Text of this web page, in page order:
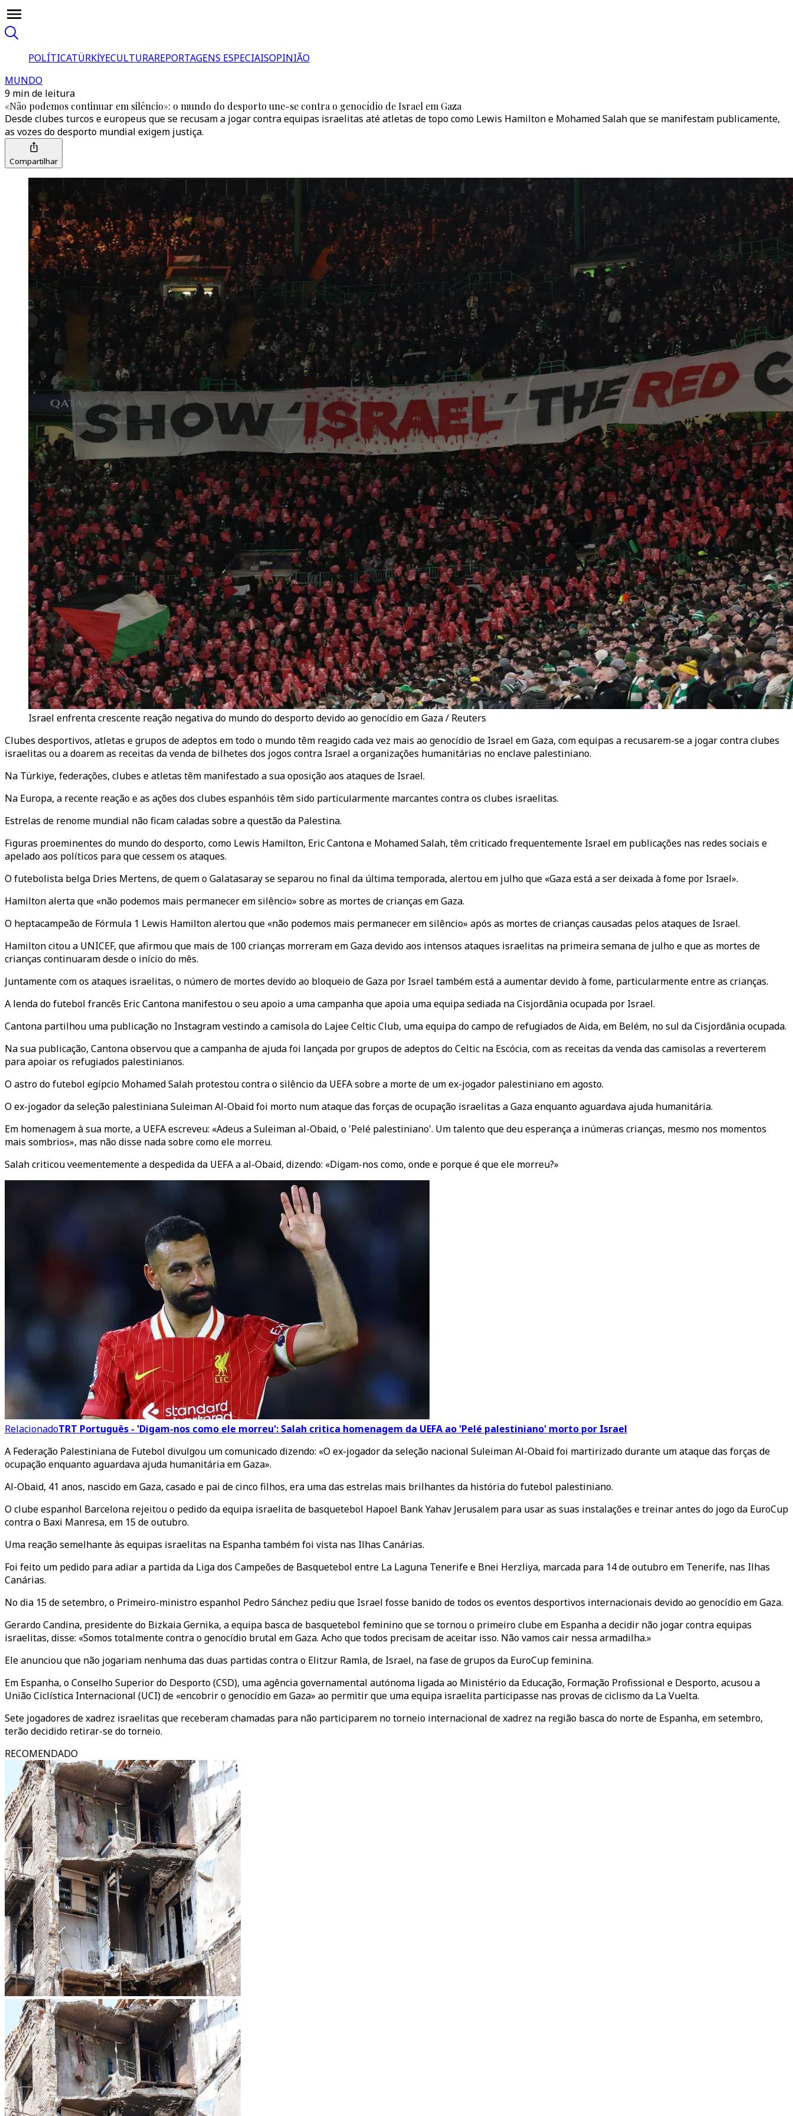
POLÍTICATÜRKİYECULTURAREPORTAGENS ESPECIAISOPINIÃO
MUNDO
9 min de leitura
«Não podemos continuar em silêncio»: o mundo do desporto une-se contra o genocídio de Israel em Gaza
Desde clubes turcos e europeus que se recusam a jogar contra equipas israelitas até atletas de topo como Lewis Hamilton e Mohamed Salah que se manifestam publicamente,
as vozes do desporto mundial exigem justiça.
Compartilhar
Israel enfrenta crescente reação negativa do mundo do desporto devido ao genocídio em Gaza / Reuters
Clubes desportivos, atletas e grupos de adeptos em todo o mundo têm reagido cada vez mais ao genocídio de Israel em Gaza, com equipas a recusarem-se a jogar contra clubes
israelitas ou a doarem as receitas da venda de bilhetes dos jogos contra Israel a organizações humanitárias no enclave palestiniano.
Na Türkiye, federações, clubes e atletas têm manifestado a sua oposição aos ataques de Israel.
Na Europa, a recente reação e as ações dos clubes espanhóis têm sido particularmente marcantes contra os clubes israelitas.
Estrelas de renome mundial não ficam caladas sobre a questão da Palestina.
Figuras proeminentes do mundo do desporto, como Lewis Hamilton, Eric Cantona e Mohamed Salah, têm criticado frequentemente Israel em publicações nas redes sociais e
apelado aos políticos para que cessem os ataques.
O futebolista belga Dries Mertens, de quem o Galatasaray se separou no final da última temporada, alertou em julho que «Gaza está a ser deixada à fome por Israel».
Hamilton alerta que «não podemos mais permanecer em silêncio» sobre as mortes de crianças em Gaza.
O heptacampeão de Fórmula 1 Lewis Hamilton alertou que «não podemos mais permanecer em silêncio» após as mortes de crianças causadas pelos ataques de Israel.
Hamilton citou a UNICEF, que afirmou que mais de 100 crianças morreram em Gaza devido aos intensos ataques israelitas na primeira semana de julho e que as mortes de
crianças continuaram desde o início do mês.
Juntamente com os ataques israelitas, o número de mortes devido ao bloqueio de Gaza por Israel também está a aumentar devido à fome, particularmente entre as crianças.
A lenda do futebol francês Eric Cantona manifestou o seu apoio a uma campanha que apoia uma equipa sediada na Cisjordânia ocupada por Israel.
Cantona partilhou uma publicação no Instagram vestindo a camisola do Lajee Celtic Club, uma equipa do campo de refugiados de Aida, em Belém, no sul da Cisjordânia ocupada.
Na sua publicação, Cantona observou que a campanha de ajuda foi lançada por grupos de adeptos do Celtic na Escócia, com as receitas da venda das camisolas a reverterem
para apoiar os refugiados palestinianos.
O astro do futebol egípcio Mohamed Salah protestou contra o silêncio da UEFA sobre a morte de um ex-jogador palestiniano em agosto.
O ex-jogador da seleção palestiniana Suleiman Al-Obaid foi morto num ataque das forças de ocupação israelitas a Gaza enquanto aguardava ajuda humanitária.
Em homenagem à sua morte, a UEFA escreveu: «Adeus a Suleiman al-Obaid, o 'Pelé palestiniano'. Um talento que deu esperança a inúmeras crianças, mesmo nos momentos
mais sombrios», mas não disse nada sobre como ele morreu.
Salah criticou veementemente a despedida da UEFA a al-Obaid, dizendo: «Digam-nos como, onde e porque é que ele morreu?»
RelacionadoTRT Português - 'Digam-nos como ele morreu': Salah critica homenagem da UEFA ao 'Pelé palestiniano' morto por Israel
A Federação Palestiniana de Futebol divulgou um comunicado dizendo: «O ex-jogador da seleção nacional Suleiman Al-Obaid foi martirizado durante um ataque das forças de
ocupação enquanto aguardava ajuda humanitária em Gaza».
Al-Obaid, 41 anos, nascido em Gaza, casado e pai de cinco filhos, era uma das estrelas mais brilhantes da história do futebol palestiniano.
O clube espanhol Barcelona rejeitou o pedido da equipa israelita de basquetebol Hapoel Bank Yahav Jerusalem para usar as suas instalações e treinar antes do jogo da EuroCup
contra o Baxi Manresa, em 15 de outubro.
Uma reação semelhante às equipas israelitas na Espanha também foi vista nas Ilhas Canárias.
Foi feito um pedido para adiar a partida da Liga dos Campeões de Basquetebol entre La Laguna Tenerife e Bnei Herzliya, marcada para 14 de outubro em Tenerife, nas Ilhas
Canárias.
No dia 15 de setembro, o Primeiro-ministro espanhol Pedro Sánchez pediu que Israel fosse banido de todos os eventos desportivos internacionais devido ao genocídio em Gaza.
Gerardo Candina, presidente do Bizkaia Gernika, a equipa basca de basquetebol feminino que se tornou o primeiro clube em Espanha a decidir não jogar contra equipas
israelitas, disse: «Somos totalmente contra o genocídio brutal em Gaza. Acho que todos precisam de aceitar isso. Não vamos cair nessa armadilha.»
Ele anunciou que não jogariam nenhuma das duas partidas contra o Elitzur Ramla, de Israel, na fase de grupos da EuroCup feminina.
Em Espanha, o Conselho Superior do Desporto (CSD), uma agência governamental autónoma ligada ao Ministério da Educação, Formação Profissional e Desporto, acusou a
União Ciclística Internacional (UCI) de «encobrir o genocídio em Gaza» ao permitir que uma equipa israelita participasse nas provas de ciclismo da La Vuelta.
Sete jogadores de xadrez israelitas que receberam chamadas para não participarem no torneio internacional de xadrez na região basca do norte de Espanha, em setembro,
terão decidido retirar-se do torneio.
RECOMENDADO